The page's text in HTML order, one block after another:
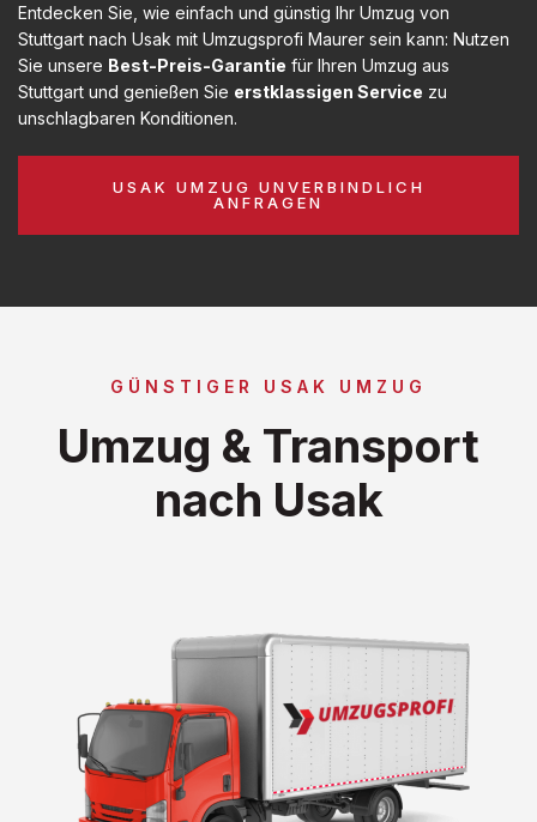
Entdecken Sie, wie einfach und günstig Ihr Umzug von
Stuttgart nach Usak mit Umzugsprofi Maurer sein kann: Nutzen
Sie unsere Best-Preis-Garantie für Ihren Umzug aus
Stuttgart und genießen Sie erstklassigen Service zu
unschlagbaren Konditionen.
USAK UMZUG UNVERBINDLICH
ANFRAGEN
GÜNSTIGER USAK UMZUG
Umzug & Transport
nach Usak